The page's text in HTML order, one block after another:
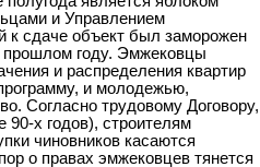
и Управлением
к сдаче объект был заморожен
прошлом году. Эмжековцы
и распределения квартир
и молодежью,
Согласно трудовому Договору,
90-х годов), строителям
чиновников касаются
о правах эмжековцев тянется